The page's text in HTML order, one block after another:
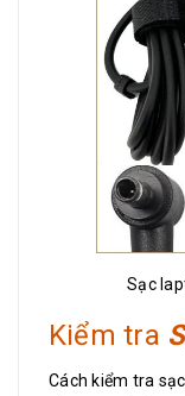
Sạc
Kiểm tra
Cách kiểm tra